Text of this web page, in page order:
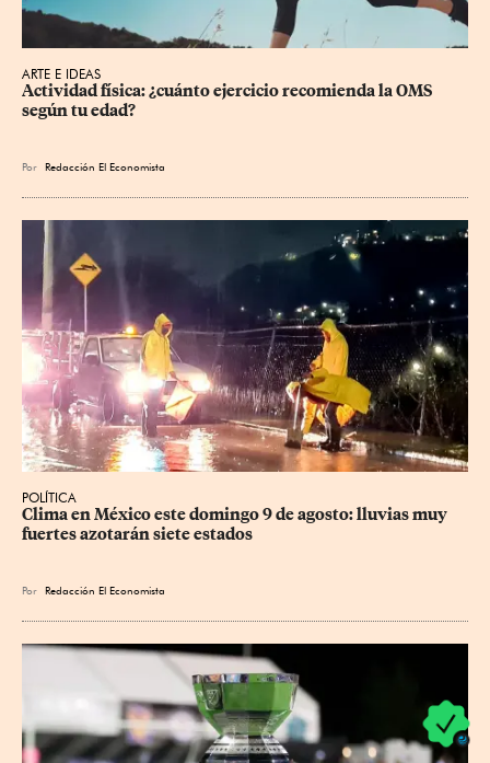
ARTE E IDEAS
Actividad física: ¿cuánto ejercicio recomienda la OMS
según tu edad?
Por Redacción El Economista
POLÍTICA
Clima en México este domingo 9 de agosto: lluvias muy
fuertes azotarán siete estados
Por Redacción El Economista